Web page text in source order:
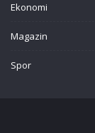
Ekonomi
Magazin
Spor